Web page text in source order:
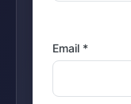
Email *